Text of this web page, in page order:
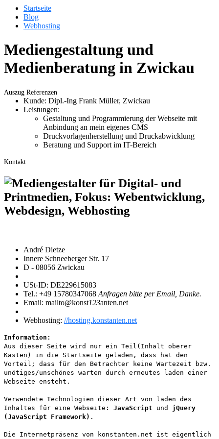
Startseite
Blog
Webhosting
Mediengestaltung und
Medienberatung in Zwickau
Auszug Referenzen
Kunde: Dipl.-Ing Frank Müller, Zwickau
Leistungen:
Gestaltung und Programmierung der Webseite mit
Anbindung an mein eigenes CMS
Druckvorlagenherstellung und Druckabwicklung
Beratung und Support im IT-Bereich
Kontakt
André Dietze
Innere Schneeberger Str. 17
D - 08056 Zwickau
USt-ID: DE229615083
Tel.: +49 15780347068 Anfragen bitte per Email, Danke.
Email: mailto@konst123anten.net
Webhosting: //hosting.konstanten.net
Information:
Aus dieser Seite wird nur ein Teil(Inhalt oberer
Kasten) in die Startseite geladen, dass hat den
Vorteil; dass für den Betrachter keine Wartezeit bzw.
unötiges/unschönes warten durch erneutes laden einer
Webseite ensteht.
Verwendete Technologien dieser Art von laden des
Inhaltes für eine Webseite: JavaScript und jQuery
(JavaScript Framework) .
Die Internetpräsenz von konstanten.net ist eigentlich